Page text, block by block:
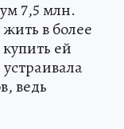
7,5 млн.
в более
ей
ведь